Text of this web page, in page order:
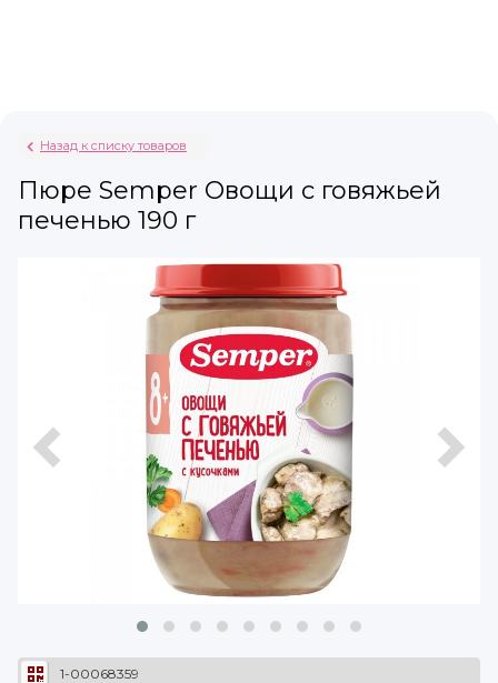
Назад к списку товаров
Пюре Semper Овощи с говяжьей
печенью 190 г
1-00068359